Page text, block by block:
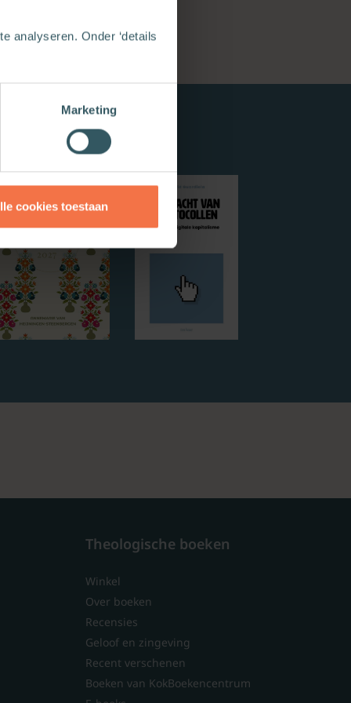
analyseren. Onder ‘details
Marketing
cookies toestaan
Theologische boeken
Winkel
Over boeken
Recensies
Geloof en zingeving
Recent verschenen
Boeken van KokBoekencentrum